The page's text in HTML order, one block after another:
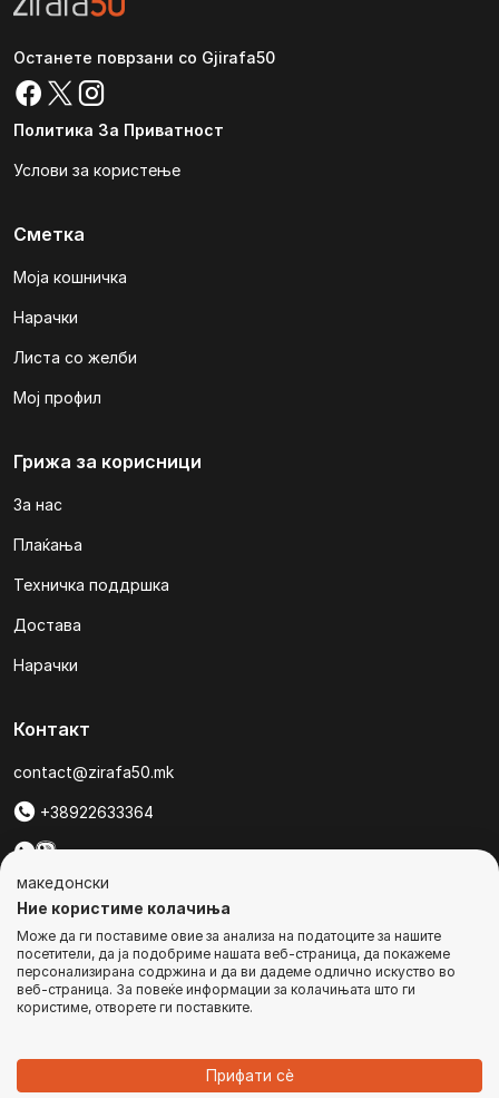
Останете поврзани со Gjirafa50
Политика За Приватност
Услови за користење
Сметка
Моја кошничка
Нарачки
Листа со желби
Мој профил
Грижа за корисници
За нас
Плаќања
Техничка поддршка
Достава
Нарачки
Контакт
contact@zirafa50.mk
+38922633364
b2b@zirafa50.mk
Jадранска Магистрала 86, Skopje, North Macedonia
© Сите права се задржани
македонски
Ние користиме колачиња
Може да ги поставиме овие за анализа на податоците за нашите
посетители, да ја подобриме нашата веб-страница, да покажеме
персонализирана содржина и да ви дадеме одлично искуство во
веб-страница. За повеќе информации за колачињата што ги
користиме, отворете ги поставките.
Прифати сѐ